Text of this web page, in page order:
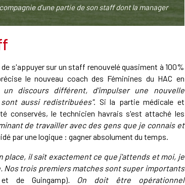
d'une partie de son staff dont la manager
s'appuyer sur un staff renouvelé quasiment à 100%
le nouveau coach des Féminines du HAC en
discours différent, d'impulser une nouvelle
aussi redistribuées". Si la partie médicale et
conservés, le technicien havrais s'est attaché les
de travailler avec des gens que je connais et
par une logique : gagner absolument du temps.
place, il sait exactement ce que j'attends et moi, je
Nos trois premiers matches sont super importants
de Guingamp). On doit être opérationnel